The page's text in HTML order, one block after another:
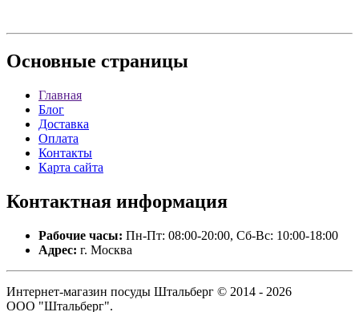
Основные страницы
Главная
Блог
Доставка
Оплата
Контакты
Карта сайта
Контактная информация
Рабочие часы: Пн-Пт: 08:00-20:00, Сб-Вс: 10:00-18:00
Адрес: г. Москва
Интернет-магазин посуды Штальберг © 2014 - 2026
ООО "Штальберг".